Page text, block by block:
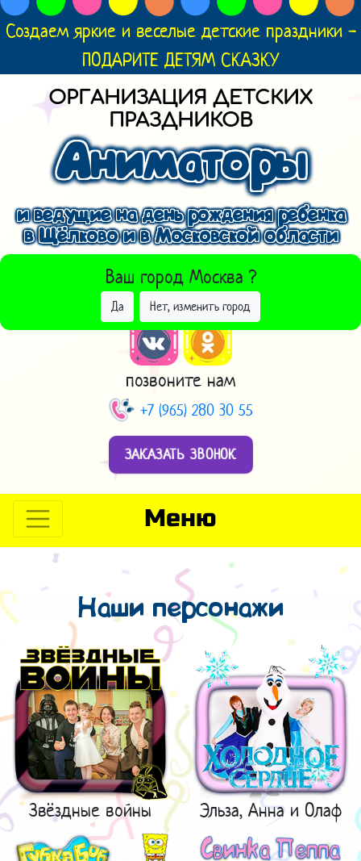
Создаем яркие и веселые детские праздники -
ПОДАРИТЕ ДЕТЯМ СКАЗКУ
ОРГАНИЗАЦИЯ ДЕТСКИХ
ПРАЗДНИКОВ
Аниматоры
и ведущие на день рождения ребенка
в Щёлково и в Московской области
Ваш город Москва ?
Да Нет, изменить город
ВЫБРАТЬ ДРУГОЙ ГОРОД
позвоните нам
+7 (965) 280 30 55
ЗАКАЗАТЬ ЗВОНОК
Меню
Наши персонажи
Звёздные войны Эльза, Анна и Олаф